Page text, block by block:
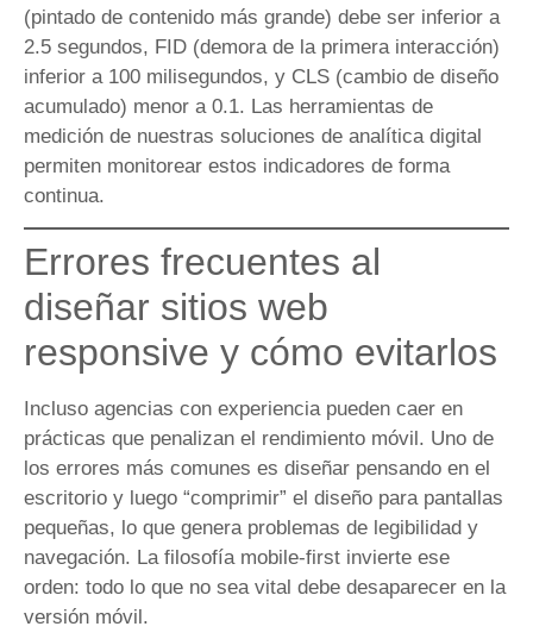
(pintado de contenido más grande) debe ser inferior a
2.5 segundos, FID (demora de la primera interacción)
inferior a 100 milisegundos, y CLS (cambio de diseño
acumulado) menor a 0.1. Las herramientas de
medición de nuestras soluciones de analítica digital
permiten monitorear estos indicadores de forma
continua.
Errores frecuentes al
diseñar sitios web
responsive y cómo evitarlos
Incluso agencias con experiencia pueden caer en
prácticas que penalizan el rendimiento móvil. Uno de
los errores más comunes es diseñar pensando en el
escritorio y luego “comprimir” el diseño para pantallas
pequeñas, lo que genera problemas de legibilidad y
navegación. La filosofía mobile-first invierte ese
orden: todo lo que no sea vital debe desaparecer en la
versión móvil.